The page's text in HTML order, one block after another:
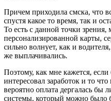
Причем приходила смска, что
спустя какое то время, так и
То есть с данной точки
персонализированной карты,
сильно волнует, как и
же выплачивались.
Поэтому, как мне кажется,
интересовал заработок и то
вероятно оплата дергалась бы
системы, который можно